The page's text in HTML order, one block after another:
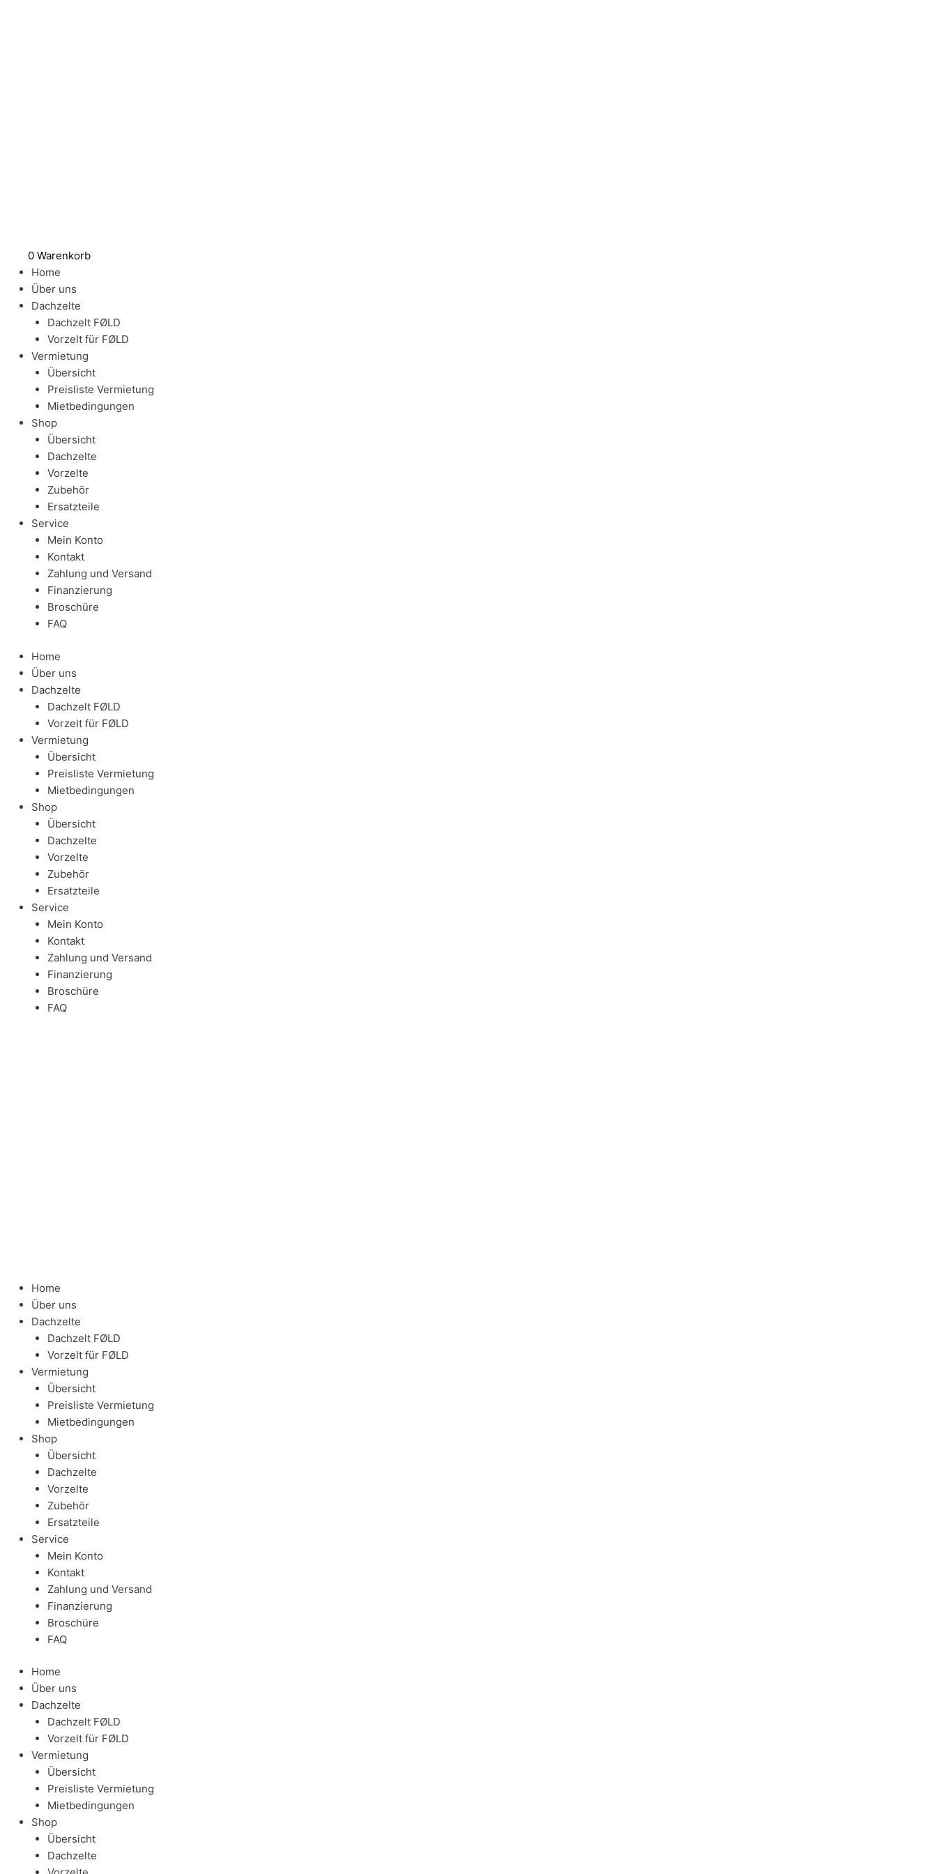
0 Warenkorb
Home
Über uns
Dachzelte
Dachzelt FØLD
Vorzelt für FØLD
Vermietung
Übersicht
Preisliste Vermietung
Mietbedingungen
Shop
Übersicht
Dachzelte
Vorzelte
Zubehör
Ersatzteile
Service
Mein Konto
Kontakt
Zahlung und Versand
Finanzierung
Broschüre
FAQ
Home
Über uns
Dachzelte
Dachzelt FØLD
Vorzelt für FØLD
Vermietung
Übersicht
Preisliste Vermietung
Mietbedingungen
Shop
Übersicht
Dachzelte
Vorzelte
Zubehör
Ersatzteile
Service
Mein Konto
Kontakt
Zahlung und Versand
Finanzierung
Broschüre
FAQ
Home
Über uns
Dachzelte
Dachzelt FØLD
Vorzelt für FØLD
Vermietung
Übersicht
Preisliste Vermietung
Mietbedingungen
Shop
Übersicht
Dachzelte
Vorzelte
Zubehör
Ersatzteile
Service
Mein Konto
Kontakt
Zahlung und Versand
Finanzierung
Broschüre
FAQ
Home
Über uns
Dachzelte
Dachzelt FØLD
Vorzelt für FØLD
Vermietung
Übersicht
Preisliste Vermietung
Mietbedingungen
Shop
Übersicht
Dachzelte